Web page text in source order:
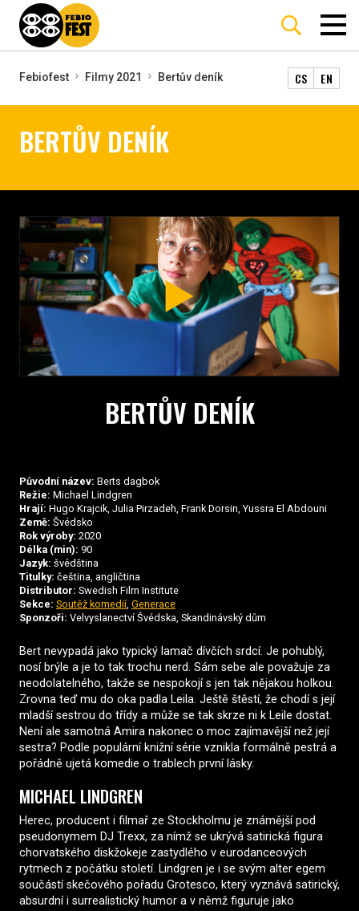
Febiofest Filmy 2021 Bertův deník CS EN
BERTŮV DENÍK
BERTŮV DENÍK
Původní název: Berts dagbok
Režie: Michael Lindgren
Hrají: Hugo Krajcik, Julia Pirzadeh, Frank Dorsin, Yussra El Abdouni
Země: Švédsko
Rok výroby: 2020
Délka (min): 90
Jazyk: švédština
Titulky: čeština, angličtina
Distributor: Swedish Film Institute
Sekce: Soutěž komedií, Generace
Sponzoři: Velvyslanectví Švédska, Skandinávský dům
Bert nevypadá jako typický lamač dívčích srdcí. Je pohublý,
nosí brýle a je to tak trochu nerd. Sám sebe ale považuje za
neodolatelného, takže se nespokojí s jen tak nějakou holkou.
Zrovna teď mu do oka padla Leila. Ještě štěstí, že chodí s její
mladší sestrou do třídy a může se tak skrze ni k Leile dostat.
Není ale samotná Amira nakonec o moc zajímavější než její
sestra? Podle populární knižní série vznikla formálně pestrá a
pořádně ujetá komedie o trablech první lásky.
MICHAEL LINDGREN
Herec, producent i filmař ze Stockholmu je známější pod
pseudonymem DJ Trexx, za nímž se ukrývá satirická figura
chorvatského diskžokeje zastydlého v eurodanceových
rytmech z počátku století. Lindgren je i se svým alter egem
součástí skečového pořadu Grotesco, který vyznává satirický,
absurdní i surrealistický humor a v němž figuruje jako